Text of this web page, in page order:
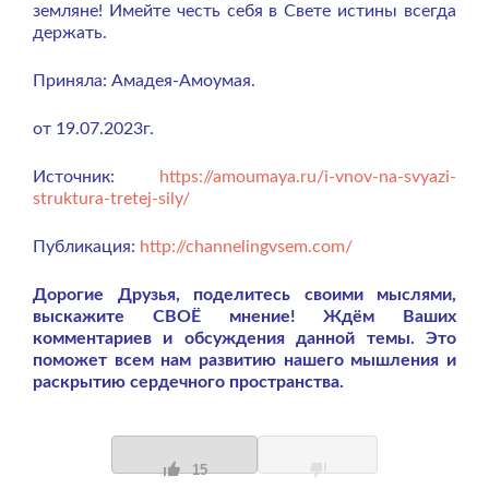
земляне! Имейте честь себя в Свете истины всегда
держать.
Приняла: Амадея-Амоумая.
от 19.07.2023г.
Источник:
https://amoumaya.ru/i-vnov-na-svyazi-
struktura-tretej-sily/
Публикация: http://channelingvsem.com/
Дорогие Друзья, поделитесь своими мыслями,
выскажите СВОЁ мнение! Ждём Ваших
комментариев и обсуждения данной темы. Это
поможет всем нам развитию нашего мышления и
раскрытию сердечного пространства.
15